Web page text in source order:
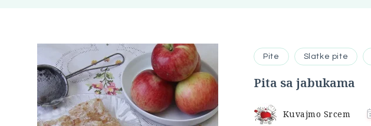
Pite Slatke pite
Pita sa jabukama
Kuvajmo Srcem